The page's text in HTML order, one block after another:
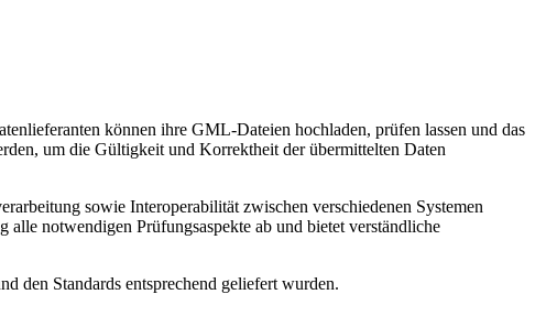
können ihre GML-Dateien hochladen, prüfen lassen und das
um die Gültigkeit und Korrektheit der übermittelten Daten
sowie Interoperabilität zwischen verschiedenen Systemen
notwendigen Prüfungsaspekte ab und bietet verständliche
den Standards entsprechend geliefert wurden.